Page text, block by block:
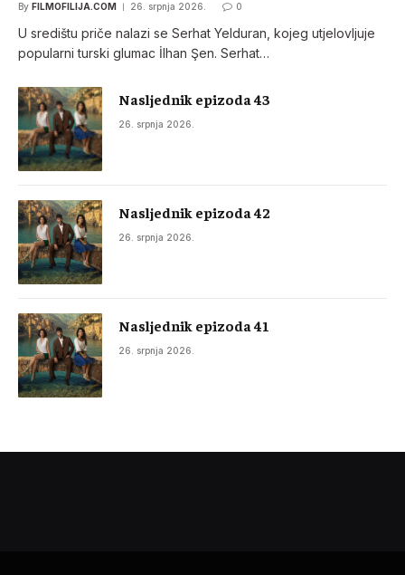
By FILMOFILIJA.COM 26. srpnja 2026. 0
U središtu priče nalazi se Serhat Yelduran, kojeg utjelovljuje
popularni turski glumac İlhan Şen. Serhat…
Nasljednik epizoda 43
26. srpnja 2026.
Nasljednik epizoda 42
26. srpnja 2026.
Nasljednik epizoda 41
26. srpnja 2026.